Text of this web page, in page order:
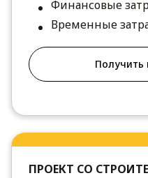
Финансовые
Временные
Получить
ПРОЕКТ СО